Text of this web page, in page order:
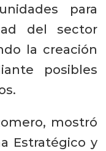
para
del sector
la creación
posibles
mostró
Estratégico y